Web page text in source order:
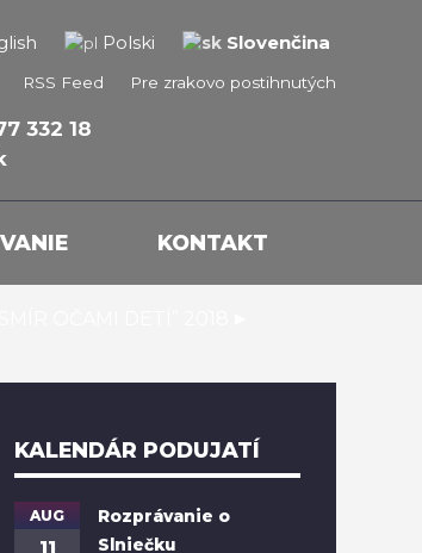
Polski Slovenčina
Pre zrakovo postihnutých
RSS Feed
332 18
KONTAKT
KALENDÁR PODUJATÍ
AUG
11
Rozprávanie o
Slniečku